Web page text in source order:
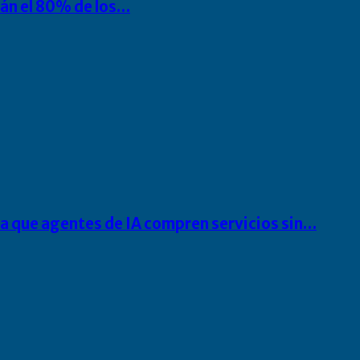
el 80% de los…
agentes de IA compren servicios sin…